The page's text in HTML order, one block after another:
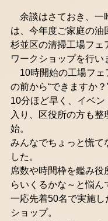
余談はさておき、一
は、今年度ご家庭の油
杉並区の清掃工場フェ
ワークショップを行い
10時開始の工場フェ
の前から“できますか？
10分ほど早く、イベン
入り、区役所の方も整
始。
みんなでちょっと慌て
した。
席数や時間枠を鑑み役
らいくるかな～と悩ん
一応先着50名で実施し
ショップ。